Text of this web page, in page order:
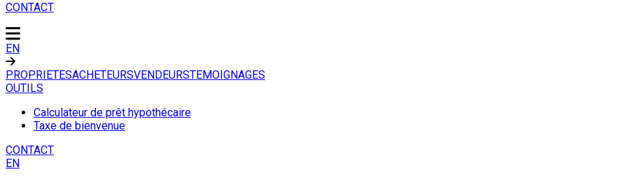
CONTACT
EN
PROPRIETESACHETEURSVENDEURSTEMOIGNAGES
OUTILS
Calculateur de prêt hypothécaire
Taxe de bienvenue
CONTACT
EN